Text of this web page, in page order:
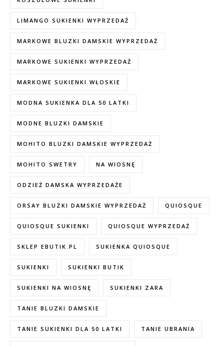
LIMANGO SUKIENKI WYPRZEDAŻ
MARKOWE BLUZKI DAMSKIE WYPRZEDAŻ
MARKOWE SUKIENKI WYPRZEDAŻ
MARKOWE SUKIENKI WŁOSKIE
MODNA SUKIENKA DLA 50 LATKI
MODNE BLUZKI DAMSKIE
MOHITO BLUZKI DAMSKIE WYPRZEDAŻ
MOHITO SWETRY NA WIOSNĘ
ODZIEŻ DAMSKA WYPRZEDAŻE
ORSAY BLUZKI DAMSKIE WYPRZEDAŻ QUIOSQUE
QUIOSQUE SUKIENKI QUIOSQUE WYPRZEDAŻ
SKLEP EBUTIK.PL SUKIENKA QUIOSQUE
SUKIENKI SUKIENKI BUTIK
SUKIENKI NA WIOSNĘ SUKIENKI ZARA
TANIE BLUZKI DAMSKIE
TANIE SUKIENKI DLA 50 LATKI TANIE UBRANIA